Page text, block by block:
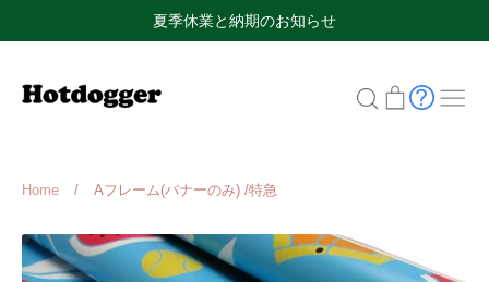
to
夏季休業と納期のお知らせ
検
カ
Home / Aフレーム(バナーのみ) /特急